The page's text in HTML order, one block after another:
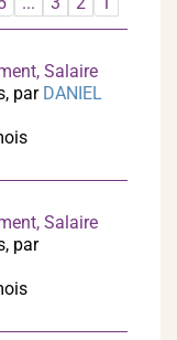
Salaire
par DANIEL
Salaire
par